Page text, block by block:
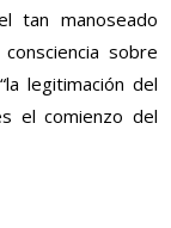
tan manoseado
sobre
legitimación del
el comienzo del